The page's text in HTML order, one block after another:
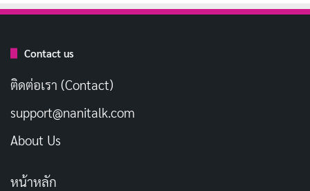
Joakim Sällquist ในบท Musse ก็ถือว่าทำได้ดีเช่นกัน โดย
เฉพาะ Musse ที่เป็นนักโทษที่มีนิสัยใจร้อน เขาช่วยเพิ่ม
แม้ว่าเนื้อเรื่องของ “ผิดที่ ผิดทาง” จะมีความซับซ้อน แต่สิ่ง
Luka ที่ถูกนำเสนออย่างแยบยล การเล่าเรื่องแบบผสม
Contact us
ติดต่อเรา (Contact)
support@nanitalk.com
About Us
หน้าหลัก